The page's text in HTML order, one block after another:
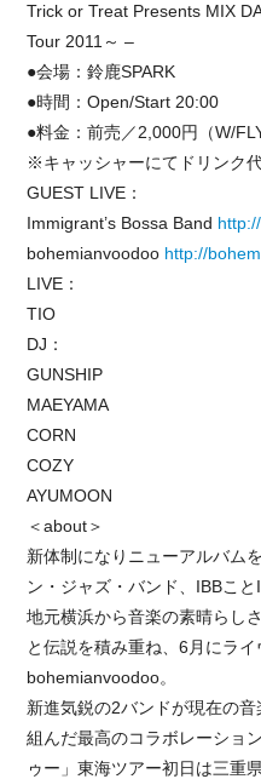
Trick or Treat Presents MIX
Tour 2011～ –
●会場：鈴鹿SPARK
●時間：Open/Start 20:00
●料金：前売／2,000円（W/
※キャッシャーにてドリンク
GUEST LIVE：
Immigrant’s Bossa Band
bohemianvoodoo http://
LIVE：
TIO
DJ：
GUNSHIP
MAEYAMA
CORN
COZY
AYUMOON
＜about＞
新体制になりニューアルバム
ン・ジャズ・バンド、IBBこと
地元横浜から音楽の素晴らし
と伝説を積み重ね、6月にラ
bohemianvoodoo。
新進気鋭の2バンドが現在の
組んだ最高のコラボレーショ
ゥー」東海ツアー初日は三重